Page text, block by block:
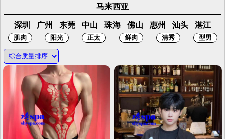
马来西亚
深圳 广州 东莞 中山 珠海 佛山 惠州 汕头 湛江